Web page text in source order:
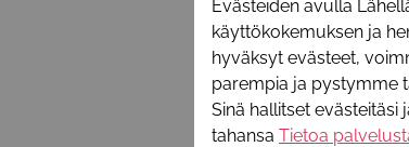
Evästeiden avulla
käyttökokemuksen ja
hyväksyt evästeet,
parempia ja pystymme
Sinä hallitset
tahansa Tietoa